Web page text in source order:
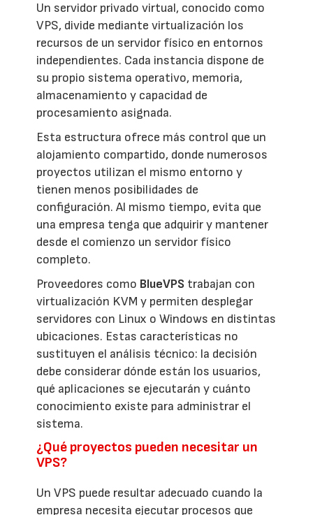
Un servidor privado virtual, conocido como
VPS, divide mediante virtualización los
recursos de un servidor físico en entornos
independientes. Cada instancia dispone de
su propio sistema operativo, memoria,
almacenamiento y capacidad de
procesamiento asignada.
Esta estructura ofrece más control que un
alojamiento compartido, donde numerosos
proyectos utilizan el mismo entorno y
tienen menos posibilidades de
configuración. Al mismo tiempo, evita que
una empresa tenga que adquirir y mantener
desde el comienzo un servidor físico
completo.
Proveedores como BlueVPS trabajan con
virtualización KVM y permiten desplegar
servidores con Linux o Windows en distintas
ubicaciones. Estas características no
sustituyen el análisis técnico: la decisión
debe considerar dónde están los usuarios,
qué aplicaciones se ejecutarán y cuánto
conocimiento existe para administrar el
sistema.
¿Qué proyectos pueden necesitar un
VPS?
Un VPS puede resultar adecuado cuando la
empresa necesita ejecutar procesos que